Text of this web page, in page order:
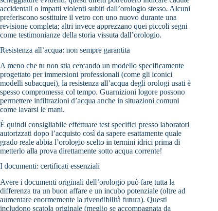
accidentali o impatti violenti subiti dall’orologio stesso. Alcuni
preferiscono sostituire il vetro con uno nuovo durante una
revisione completa; altri invece apprezzano quei piccoli segni
come testimonianze della storia vissuta dall’orologio.
Resistenza all’acqua: non sempre garantita
A meno che tu non stia cercando un modello specificamente
progettato per immersioni professionali (come gli iconici
modelli subacquei), la resistenza all’acqua degli orologi usati è
spesso compromessa col tempo. Guarnizioni logore possono
permettere infiltrazioni d’acqua anche in situazioni comuni
come lavarsi le mani.
È quindi consigliabile effettuare test specifici presso laboratori
autorizzati dopo l’acquisto così da sapere esattamente quale
grado reale abbia l’orologio scelto in termini idrici prima di
metterlo alla prova direttamente sotto acqua corrente!
I documenti: certificati essenziali
Avere i documenti originali dell’orologio può fare tutta la
differenza tra un buon affare e un incubo potenziale (oltre ad
aumentare enormemente la rivendibilità futura). Questi
includono scatola originale (meglio se accompagnata da